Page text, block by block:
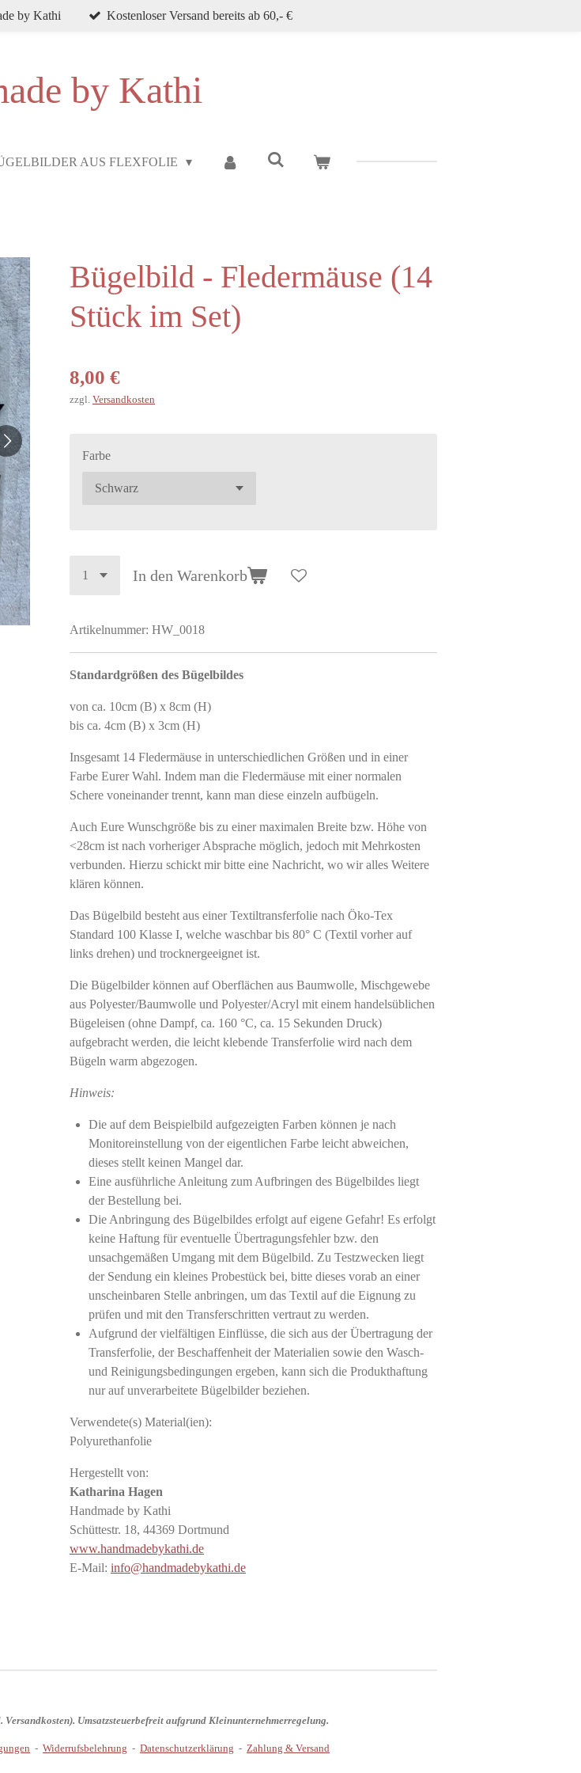
by Kathi Kostenloser Versand bereits ab 60,- €
by Kathi
AUS FLEXFOLIE
Bügelbild - Fledermäuse (14
Stück im Set)
8,00 €
zzgl. Versandkosten
Farbe
In den Warenkorb
Artikelnummer: HW_0018
Standardgrößen des Bügelbildes
von ca. 10cm (B) x 8cm (H)
bis ca. 4cm (B) x 3cm (H)
Insgesamt 14 Fledermäuse in unterschiedlichen Größen und in einer
Farbe Eurer Wahl. Indem man die Fledermäuse mit einer normalen
Schere voneinander trennt, kann man diese einzeln aufbügeln.
Auch Eure Wunschgröße bis zu einer maximalen Breite bzw. Höhe von
<28cm ist nach vorheriger Absprache möglich, jedoch mit Mehrkosten
verbunden. Hierzu schickt mir bitte eine Nachricht, wo wir alles Weitere
klären können.
Das Bügelbild besteht aus einer Textiltransferfolie nach Öko-Tex
Standard 100 Klasse I, welche waschbar bis 80° C (Textil vorher auf
links drehen) und trocknergeeignet ist.
Die Bügelbilder können auf Oberflächen aus Baumwolle, Mischgewebe
aus Polyester/Baumwolle und Polyester/Acryl mit einem handelsüblichen
Bügeleisen (ohne Dampf, ca. 160 °C, ca. 15 Sekunden Druck)
aufgebracht werden, die leicht klebende Transferfolie wird nach dem
Bügeln warm abgezogen.
Hinweis:
Die auf dem Beispielbild aufgezeigten Farben können je nach
Monitoreinstellung von der eigentlichen Farbe leicht abweichen,
dieses stellt keinen Mangel dar.
Eine ausführliche Anleitung zum Aufbringen des Bügelbildes liegt
der Bestellung bei.
Die Anbringung des Bügelbildes erfolgt auf eigene Gefahr! Es erfolgt
keine Haftung für eventuelle Übertragungsfehler bzw. den
unsachgemäßen Umgang mit dem Bügelbild. Zu Testzwecken liegt
der Sendung ein kleines Probestück bei, bitte dieses vorab an einer
unscheinbaren Stelle anbringen, um das Textil auf die Eignung zu
prüfen und mit den Transferschritten vertraut zu werden.
Aufgrund der vielfältigen Einflüsse, die sich aus der Übertragung der
Transferfolie, der Beschaffenheit der Materialien sowie den Wasch-
und Reinigungsbedingungen ergeben, kann sich die Produkthaftung
nur auf unverarbeitete Bügelbilder beziehen.
Verwendete(s) Material(ien):
Polyurethanfolie
Hergestellt von:
Katharina Hagen
Handmade by Kathi
Schüttestr. 18, 44369 Dortmund
www.handmadebykathi.de
E-Mail: info@handmadebykathi.de
Versandkosten). Umsatzsteuerbefreit aufgrund Kleinunternehmerregelung.
- Widerrufsbelehrung - Datenschutzerklärung - Zahlung & Versand